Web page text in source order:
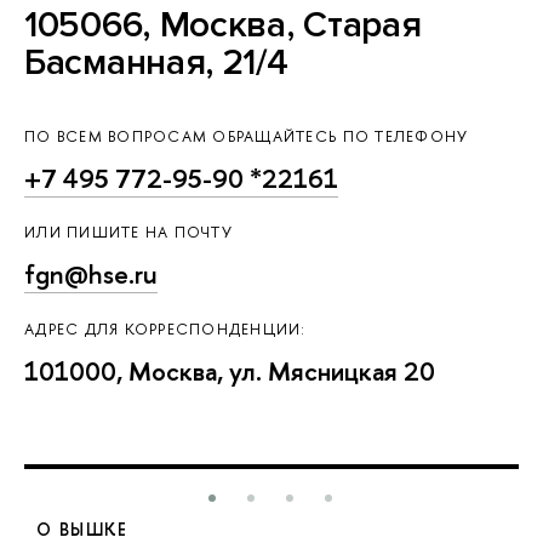
105066, Москва, Старая
Басманная, 21/4
ПО ВСЕМ ВОПРОСАМ ОБРАЩАЙТЕСЬ ПО ТЕЛЕФОНУ
+7 495 772-95-90 *22161
ИЛИ ПИШИТЕ НА ПОЧТУ
fgn@hse.ru
АДРЕС ДЛЯ КОРРЕСПОНДЕНЦИИ:
101000, Москва, ул. Мясницкая 20
О ВЫШКЕ